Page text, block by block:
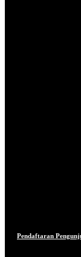
Pendaftaran